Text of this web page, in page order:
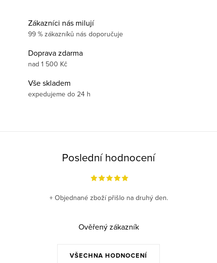
Zákazníci nás milují
99 % zákazníků nás doporučuje
Doprava zdarma
nad 1 500 Kč
Vše skladem
expedujeme do 24 h
Poslední hodnocení
VŠECHNA HODNOCENÍ
+ Objednané zboží přišlo na druhý den.
Ověřený zákazník